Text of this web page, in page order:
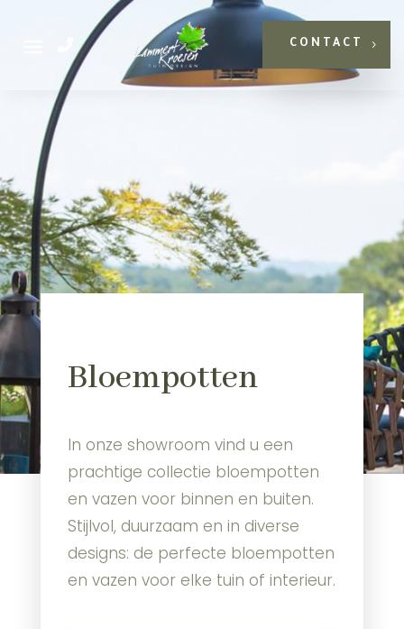
CONTACT
Bloempotten
In onze showroom vind u een
prachtige collectie bloempotten
en vazen voor binnen en buiten.
Stijlvol, duurzaam en in diverse
designs: de perfecte bloempotten
en vazen voor elke tuin of interieur.